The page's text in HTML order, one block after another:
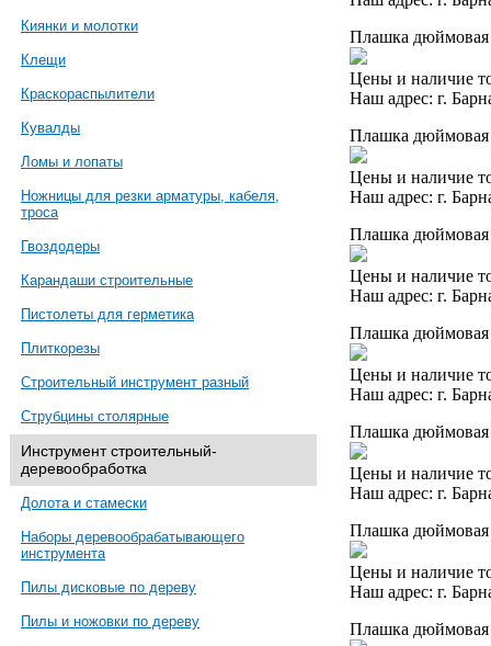
Киянки и молотки
Клещи
Краскораспылители
Кувалды
Ломы и лопаты
Ножницы для резки арматуры, кабеля,
троса
Гвоздодеры
Карандаши строительные
Пистолеты для герметика
Плиткорезы
Строительный инструмент разный
Струбцины столярные
Инструмент строительный-
деревообработка
Долота и стамески
Наборы деревообрабатывающего
инструмента
Пилы дисковые по дереву
Пилы и ножовки по дереву
Плашка
Цены и наличие
Наш адрес: г.
Плашка
Цены и наличие
Наш адрес: г.
Плашка
Цены и наличие
Наш адрес: г.
Плашка
Цены и наличие
Наш адрес: г.
Плашка
Цены и наличие
Наш адрес: г.
Плашка
Цены и наличие
Наш адрес: г.
Плашка